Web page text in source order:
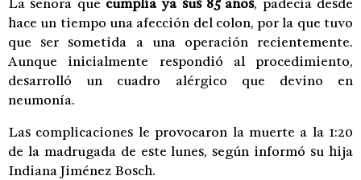
hace un tiempo una afección del colon, por la que tuvo
que ser sometida a una operación recientemente.
Aunque inicialmente respondió al procedimiento,
desarrolló un cuadro alérgico que devino en
neumonía.
Las complicaciones le provocaron la muerte a la 1:20
de la madrugada de este lunes, según informó su hija
Indiana Jiménez Bosch.